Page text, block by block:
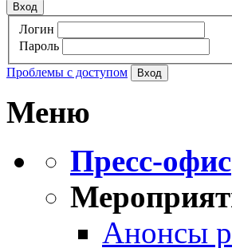
Вход
Логин
Пароль
Проблемы с доступом
Меню
Пресс-офис
Анонсы